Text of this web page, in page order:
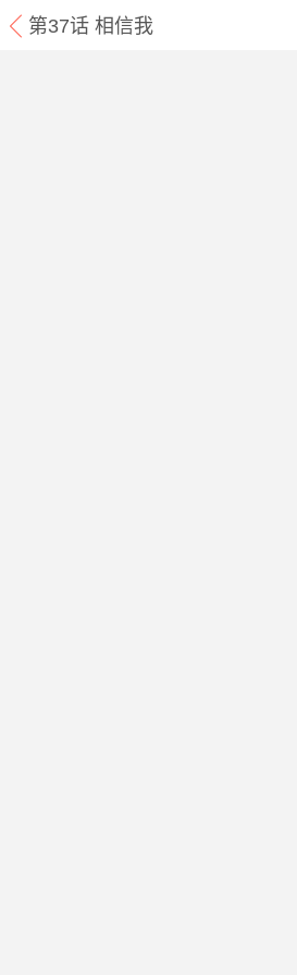
第37话 相信我